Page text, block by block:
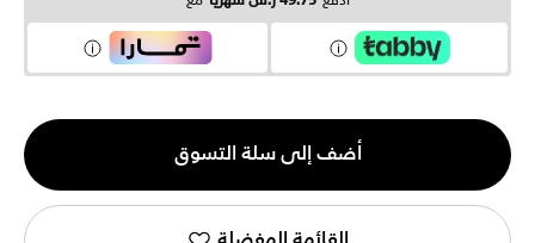
الكمية
1
أضف إلى سلة التسوق